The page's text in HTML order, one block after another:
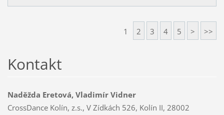
1 2 3 4 5 > >>
Kontakt
Naděžda Eretová, Vladimír Vidner
CrossDance Kolín, z.s., V Zídkách 526, Kolín II, 28002